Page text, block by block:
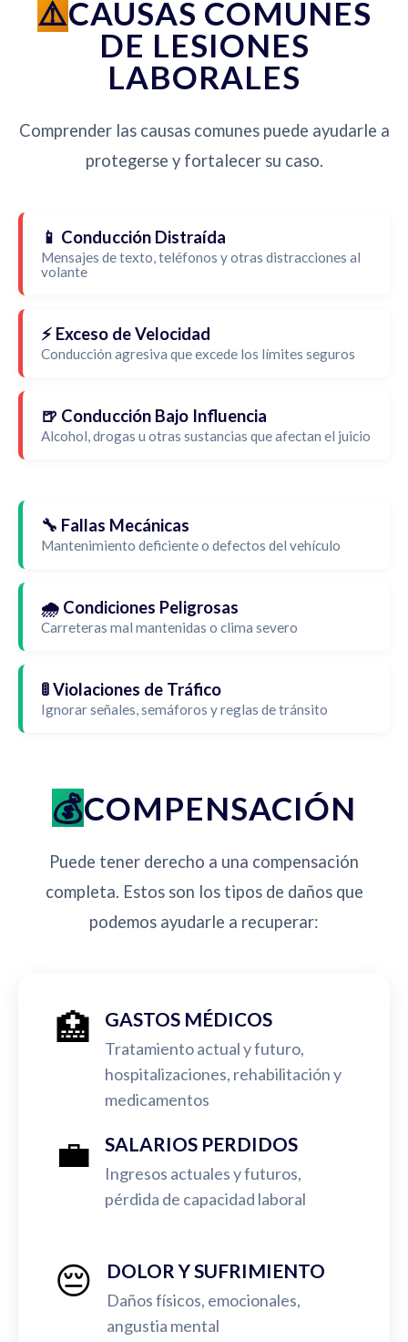
CAUSAS COMUNES
DE LESIONES
LABORALES
Comprender las causas comunes puede ayudarle a
protegerse y fortalecer su caso.
📱 Conducción Distraída
Mensajes de texto, teléfonos y otras distracciones al
volante
⚡ Exceso de Velocidad
Conducción agresiva que excede los límites seguros
🍺 Conducción Bajo Influencia
Alcohol, drogas u otras sustancias que afectan el juicio
🔧 Fallas Mecánicas
Mantenimiento deficiente o defectos del vehículo
🌧️ Condiciones Peligrosas
Carreteras mal mantenidas o clima severo
🚦 Violaciones de Tráfico
Ignorar señales, semáforos y reglas de tránsito
COMPENSACIÓN
Puede tener derecho a una compensación
completa. Estos son los tipos de daños que
podemos ayudarle a recuperar:
🏥 GASTOS MÉDICOS
Tratamiento actual y futuro,
hospitalizaciones, rehabilitación y
medicamentos
💼 SALARIOS PERDIDOS
Ingresos actuales y futuros,
pérdida de capacidad laboral
😔 DOLOR Y SUFRIMIENTO
Daños físicos, emocionales,
angustia mental